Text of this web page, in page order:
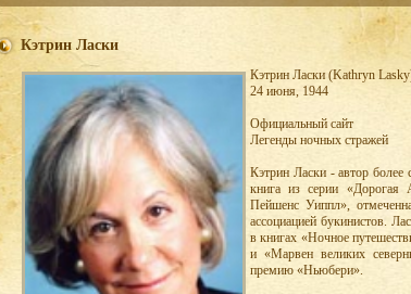
Кэтрин Ласки
Кэтрин Ласки (Kathryn
24 июня, 1944
Официальный сайт
Легенды ночных стражей
Кэтрин Ласки - автор более
книга из серии
Пейшенс Уиппл»,
ассоциацией букинистов.
в книгах «Ночное
и «Марвен великих
премию «Ньюбери».